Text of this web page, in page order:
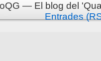
— El blog del
Entrades